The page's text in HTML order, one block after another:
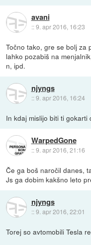
avani
::9. apr 2016, 16:23
Točno tako, gre se bolj za
lahko pozabiš na
n, ipd.
njyngs
::9. apr 2016, 16:24
In kdaj mislijo biti ti gokarti
WarpedGone
::9. apr 2016, 21:16
Če ga boš naročil danes,
Js ga dobim kakšno leto
njyngs
::9. apr 2016, 22:01
Torej so avtomobili Tesla